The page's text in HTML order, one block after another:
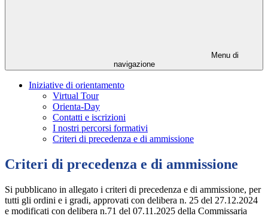
Menu di
navigazione
Iniziative di orientamento
Virtual Tour
Orienta-Day
Contatti e iscrizioni
I nostri percorsi formativi
Criteri di precedenza e di ammissione
Criteri di precedenza e di ammissione
Si pubblicano in allegato i criteri di precedenza e di ammissione, per
tutti gli ordini e i gradi, approvati con delibera n. 25 del 27.12.2024
e modificati con delibera n.71 del 07.11.2025 della Commissaria